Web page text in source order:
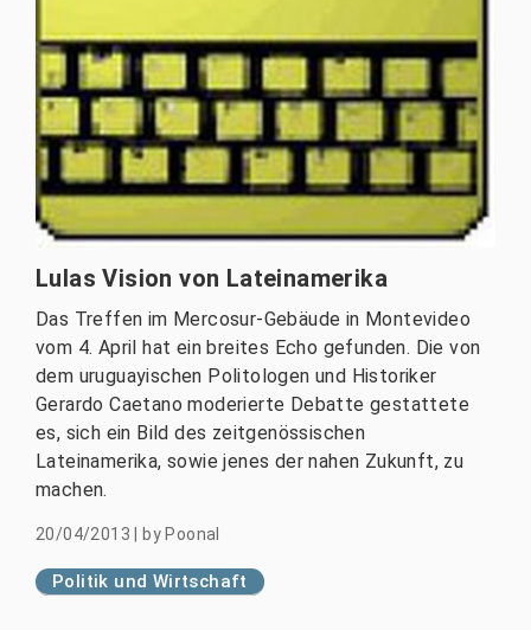
Lulas Vision von Lateinamerika
Das Treffen im Mercosur-Gebäude in Montevideo
vom 4. April hat ein breites Echo gefunden. Die von
dem uruguayischen Politologen und Historiker
Gerardo Caetano moderierte Debatte gestattete
es, sich ein Bild des zeitgenössischen
Lateinamerika, sowie jenes der nahen Zukunft, zu
machen.
20/04/2013|byPoonal
Politik und Wirtschaft